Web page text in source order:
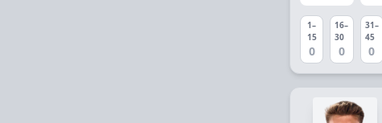
1–
15
0
16–
30
0
31–
45
0